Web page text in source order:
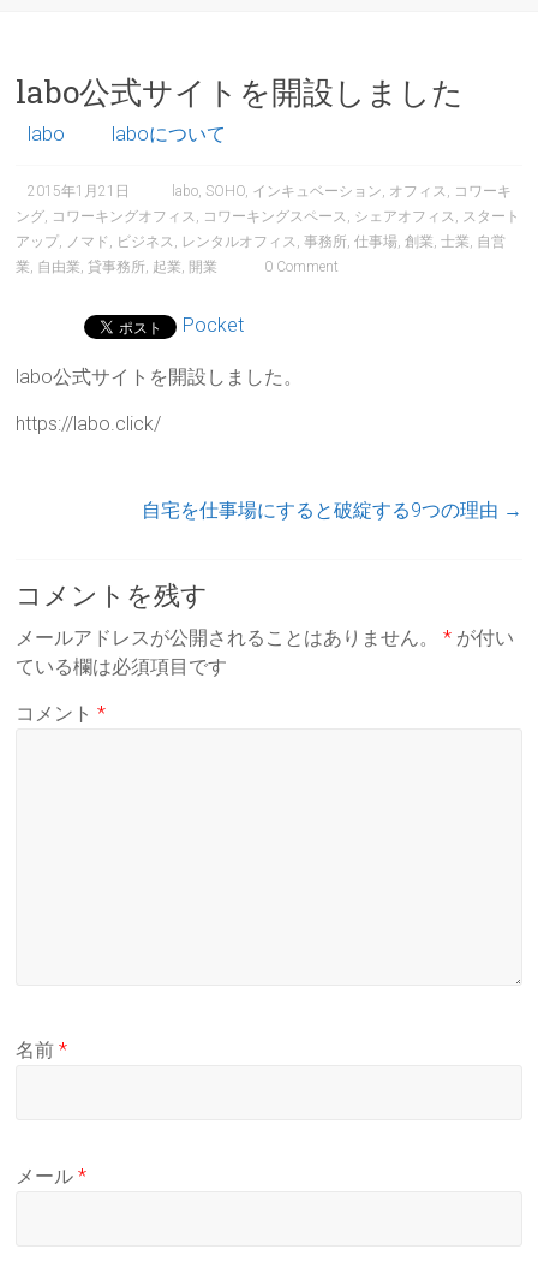
labo公式サイトを開設しました
labo laboについて
2015年1月21日 labo, SOHO, インキュベーション, オフィス , コワーキ
ング, コワーキングオフィス , コワーキングスペース , シェアオフィス , スタート
アップ, ノマド , ビジネス , レンタルオフィス ,事務所,仕事場,創業,士業, 自営
業, 自由業, 貸事務所, 起業, 開業 0 Comment
Pocket
labo公式サイトを開設しました。
https://labo.click/
自宅を仕事場にすると破綻する9つの理由 →
コメントを残す
メールアドレスが公開されることはありません。 * が付い
ている欄は必須項目です
コメント*
名前*
メール*